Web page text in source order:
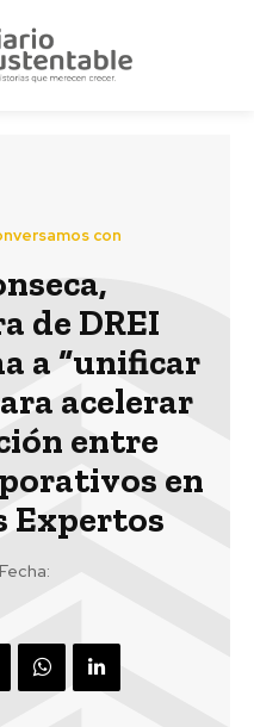
con
de DREI
a “unificar
acelerar
entre
en
Expertos
Fecha: